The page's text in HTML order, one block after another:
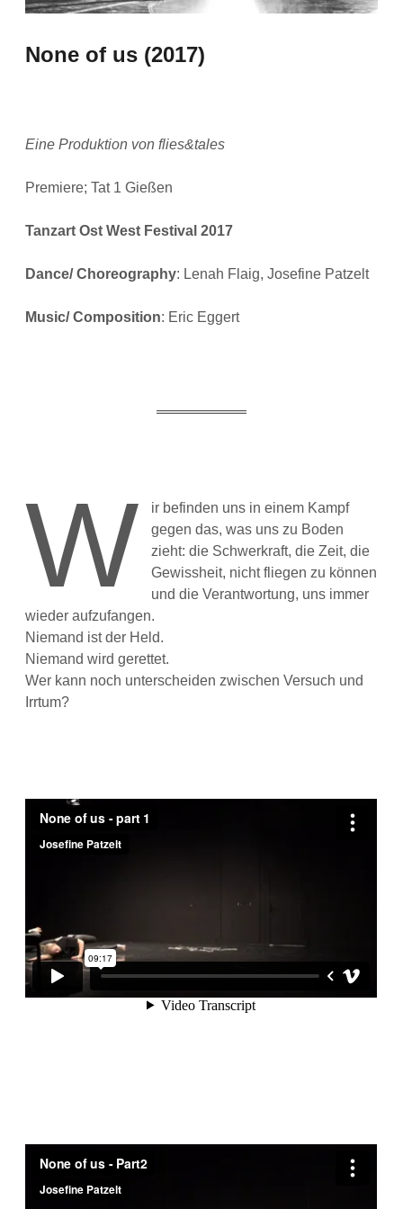
None of us (2017)
Eine Produktion von flies&tales
Premiere; Tat 1 Gießen
Tanzart Ost West Festival 2017
Dance/ Choreography: Lenah Flaig, Josefine Patzelt
Music/ Composition: Eric Eggert
W
ir befinden uns in einem Kampf
gegen das, was uns zu Boden
zieht: die Schwerkraft, die Zeit, die
Gewissheit, nicht fliegen zu können
und die Verantwortung, uns immer
wieder aufzufangen.
Niemand ist der Held.
Niemand wird gerettet.
Wer kann noch unterscheiden zwischen Versuch und
Irrtum?